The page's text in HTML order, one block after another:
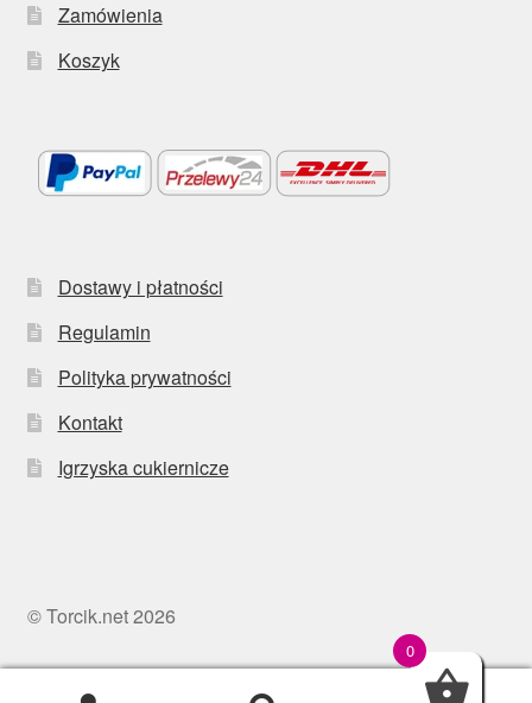
Zamówienia
Koszyk
Dostawy i płatności
Regulamin
Polityka prywatności
Kontakt
Igrzyska cukiernicze
© Torcik.net 2026
0